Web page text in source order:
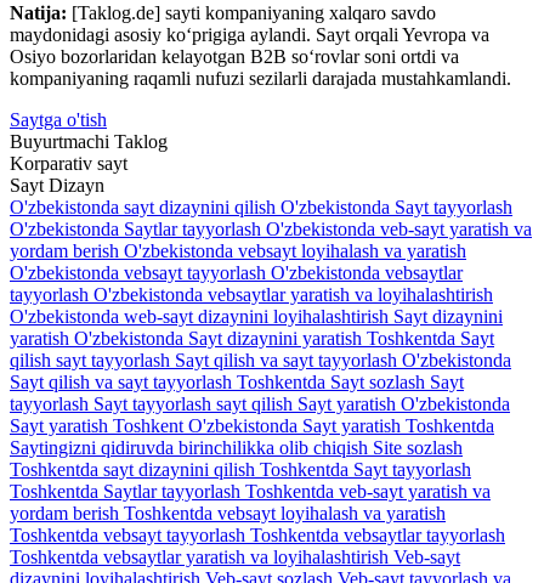
Natija: [Taklog.de] sayti kompaniyaning xalqaro savdo
maydonidagi asosiy ko‘prigiga aylandi. Sayt orqali Yevropa va
Osiyo bozorlaridan kelayotgan B2B so‘rovlar soni ortdi va
kompaniyaning raqamli nufuzi sezilarli darajada mustahkamlandi.
Saytga o'tish
Buyurtmachi Taklog
Korparativ sayt
Sayt Dizayn
O'zbekistonda sayt dizaynini qilish O'zbekistonda Sayt tayyorlash
O'zbekistonda Saytlar tayyorlash O'zbekistonda veb-sayt yaratish va
yordam berish O'zbekistonda vebsayt loyihalash va yaratish
O'zbekistonda vebsayt tayyorlash O'zbekistonda vebsaytlar
tayyorlash O'zbekistonda vebsaytlar yaratish va loyihalashtirish
O'zbekistonda web-sayt dizaynini loyihalashtirish Sayt dizaynini
yaratish O'zbekistonda Sayt dizaynini yaratish Toshkentda Sayt
qilish sayt tayyorlash Sayt qilish va sayt tayyorlash O'zbekistonda
Sayt qilish va sayt tayyorlash Toshkentda Sayt sozlash Sayt
tayyorlash Sayt tayyorlash sayt qilish Sayt yaratish O'zbekistonda
Sayt yaratish Toshkent O'zbekistonda Sayt yaratish Toshkentda
Saytingizni qidiruvda birinchilikka olib chiqish Site sozlash
Toshkentda sayt dizaynini qilish Toshkentda Sayt tayyorlash
Toshkentda Saytlar tayyorlash Toshkentda veb-sayt yaratish va
yordam berish Toshkentda vebsayt loyihalash va yaratish
Toshkentda vebsayt tayyorlash Toshkentda vebsaytlar tayyorlash
Toshkentda vebsaytlar yaratish va loyihalashtirish Veb-sayt
dizaynini loyihalashtirish Veb-sayt sozlash Veb-sayt tayyorlash va